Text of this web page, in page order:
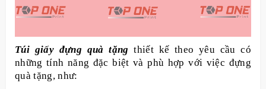
Túi giấy đựng quà tặng thiết kế theo yêu cầu có
những tính năng đặc biệt và phù hợp với việc đựng
quà tặng, như: